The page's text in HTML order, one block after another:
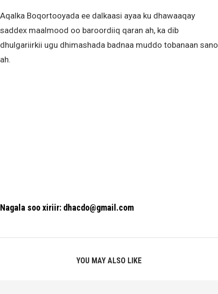
Aqalka Boqortooyada ee dalkaasi ayaa ku dhawaaqay
saddex maalmood oo baroordiiq qaran ah, ka dib
dhulgariirkii ugu dhimashada badnaa muddo tobanaan sano
ah.
Nagala soo xiriir: dhacdo@gmail.com
YOU MAY ALSO LIKE